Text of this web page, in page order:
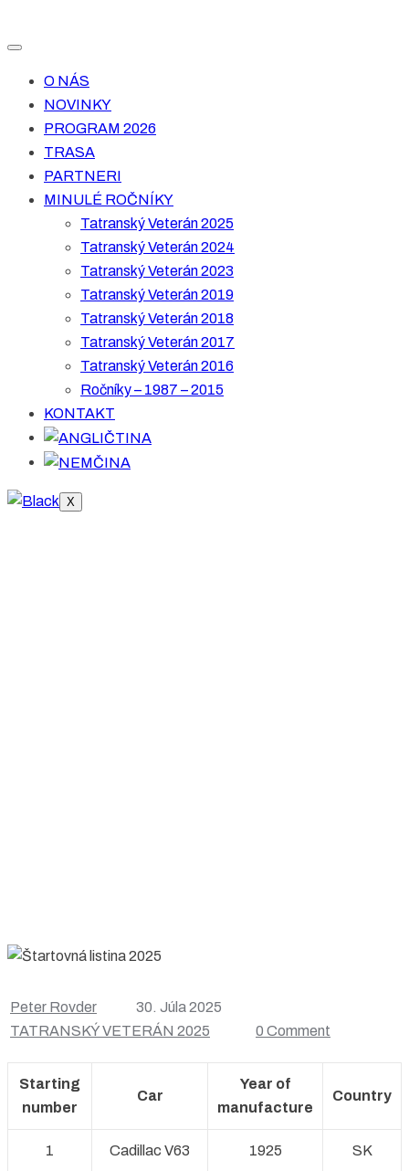
O NÁS
NOVINKY
PROGRAM 2026
TRASA
PARTNERI
MINULÉ ROČNÍKY
Tatranský Veterán 2025
Tatranský Veterán 2024
Tatranský Veterán 2023
Tatranský Veterán 2019
Tatranský Veterán 2018
Tatranský Veterán 2017
Tatranský Veterán 2016
Ročníky – 1987 – 2015
KONTAKT
X
Peter Rovder
30. Júla 2025
TATRANSKÝ VETERÁN 2025
0 Comment
Starting
number
Car
Year of
manufacture
Country
1 Cadillac V63 1925 SK